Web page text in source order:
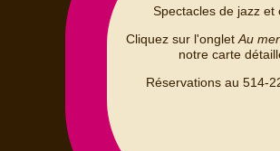
Spectacles de jazz et
Cliquez sur l'onglet Au
notre carte
Réservations au 514-